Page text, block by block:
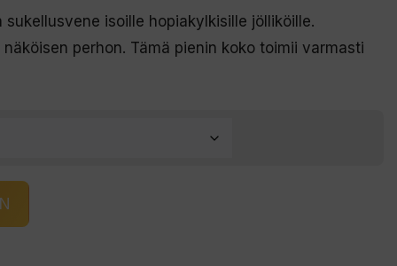
isoille hopiakylkisille jölliköille.
perhon. Tämä pienin koko toimii varmasti